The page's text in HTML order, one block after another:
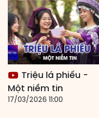
Triệu lá phiếu -
Một niềm tin
17/03/2026 11:00